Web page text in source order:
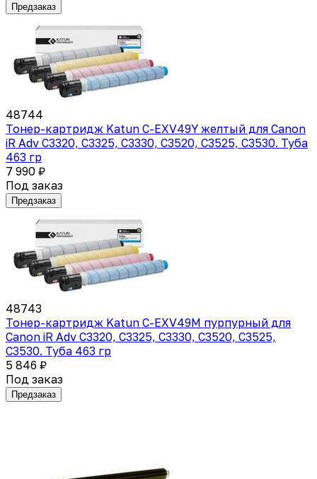
Предзаказ
48744
Тонер-картридж Katun C-EXV49Y желтый для Canon
iR Adv C3320, C3325, C3330, C3520, C3525, C3530. Туба
463 гр
7 990 ₽
Под заказ
Предзаказ
48743
Тонер-картридж Katun C-EXV49M пурпурный для
Canon iR Adv C3320, C3325, C3330, C3520, C3525,
C3530. Туба 463 гр
5 846 ₽
Под заказ
Предзаказ